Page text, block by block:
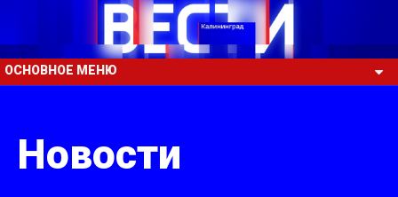
ОСНОВНОЕ МЕНЮ
Новости